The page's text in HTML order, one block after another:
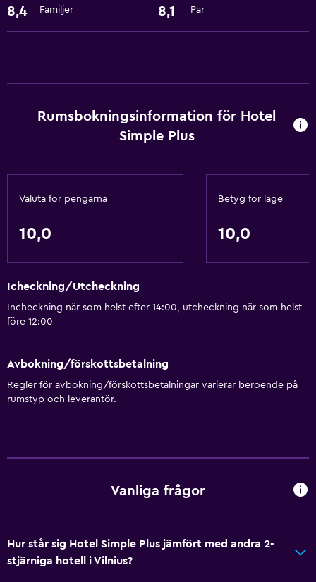
8,4 Familjer 8,1 Par
Rumsbokningsinformation för Hotel
Simple Plus
Valuta för pengarna
10,0
Betyg för läge
10,0
Icheckning/Utcheckning
Incheckning när som helst efter 14:00, utcheckning när som helst
före 12:00
Avbokning/förskottsbetalning
Regler för avbokning/förskottsbetalningar varierar beroende på
rumstyp och leverantör.
Vanliga frågor
Hur står sig Hotel Simple Plus jämfört med andra 2-
stjärniga hotell i Vilnius?